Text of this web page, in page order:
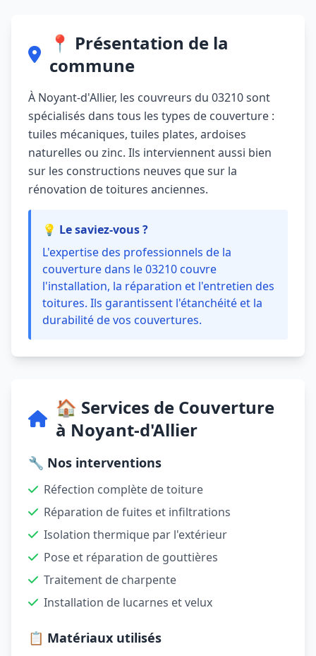
📍 Présentation de la
commune
À Noyant-d'Allier, les couvreurs du 03210 sont
spécialisés dans tous les types de couverture :
tuiles mécaniques, tuiles plates, ardoises
naturelles ou zinc. Ils interviennent aussi bien
sur les constructions neuves que sur la
rénovation de toitures anciennes.
💡 Le saviez-vous ?
L'expertise des professionnels de la
couverture dans le 03210 couvre
l'installation, la réparation et l'entretien des
toitures. Ils garantissent l'étanchéité et la
durabilité de vos couvertures.
🏠 Services de Couverture
à Noyant-d'Allier
🔧 Nos interventions
Réfection complète de toiture
Réparation de fuites et infiltrations
Isolation thermique par l'extérieur
Pose et réparation de gouttières
Traitement de charpente
Installation de lucarnes et velux
📋 Matériaux utilisés